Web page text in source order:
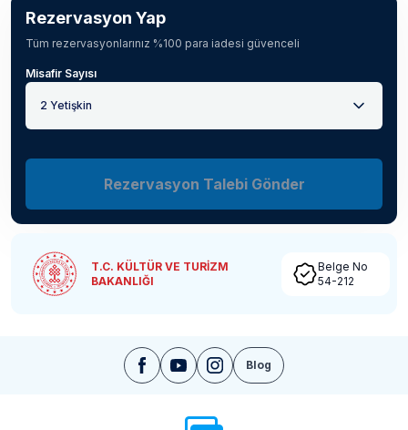
Rezervasyon Yap
Tüm rezervasyonlarınız %100 para iadesi güvenceli
Misafir Sayısı
2 Yetişkin
Rezervasyon Talebi Gönder
T.C. KÜLTÜR VE TURİZM
BAKANLIĞI
Belge No
54-212
Blog